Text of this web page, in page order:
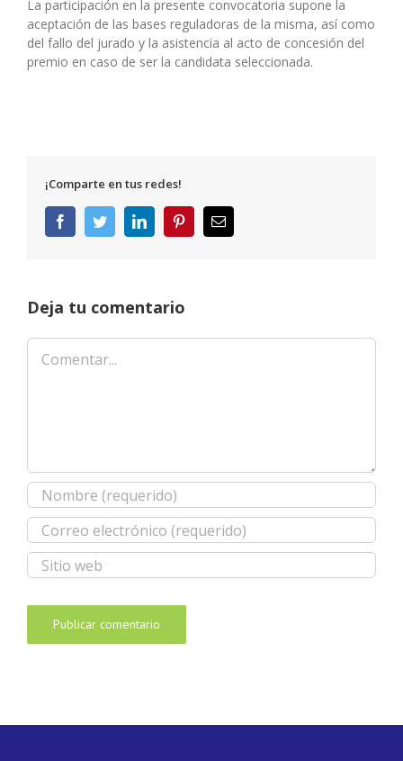
La participación en la presente convocatoria supone la
aceptación de las bases reguladoras de la misma, así como
del fallo del jurado y la asistencia al acto de concesión del
premio en caso de ser la candidata seleccionada.
¡Comparte en tus redes!
FacebookTwitterLinkedInPinterestCorreo
electrónico
Deja tu comentario
Comentar